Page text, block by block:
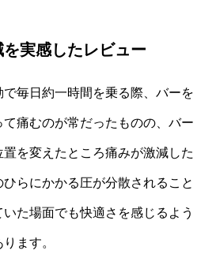
実感したレビュー
毎日約一時間を乗る際、バーを
痛むのが常だったものの、バー
を変えたところ痛みが激減した
らにかかる圧が分散されること
た場面でも快適さを感じるよう
ます。